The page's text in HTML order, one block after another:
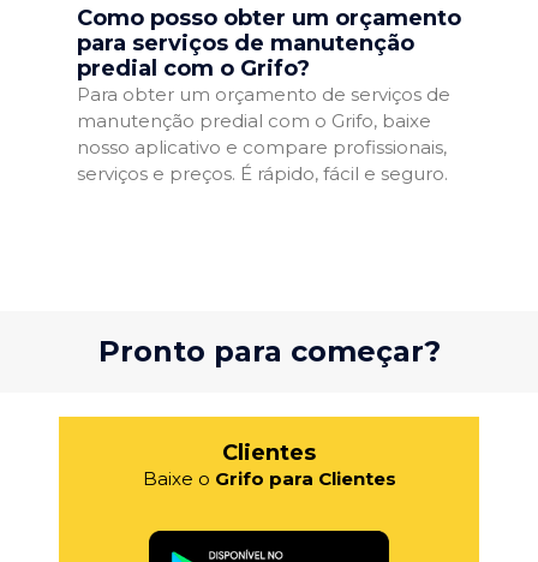
Como posso obter um orçamento
para serviços de manutenção
predial com o Grifo?
Para obter um orçamento de serviços de
manutenção predial com o Grifo, baixe
nosso aplicativo e compare profissionais,
serviços e preços. É rápido, fácil e seguro.
Pronto para começar?
Clientes
Baixe o Grifo para Clientes